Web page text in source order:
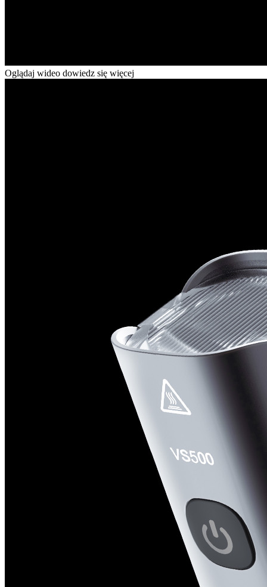
Oglądaj wideo dowiedz się więcej